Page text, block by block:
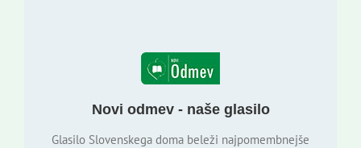
Novi odmev - naše glasilo
Glasilo Slovenskega doma beleži najpomembnejše